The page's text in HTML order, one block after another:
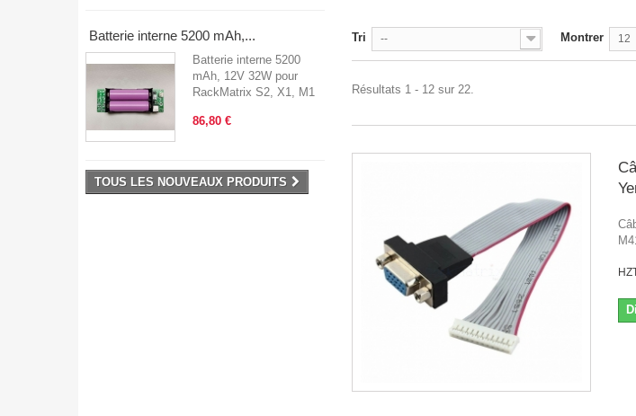
Batterie interne 5200 mAh,...
Batterie interne 5200
mAh, 12V 32W pour
RackMatrix S2, X1, M1
86,80 €
TOUS LES NOUVEAUX PRODUITS
Tri -- Montrer 12
Résultats 1 - 12 sur 22.